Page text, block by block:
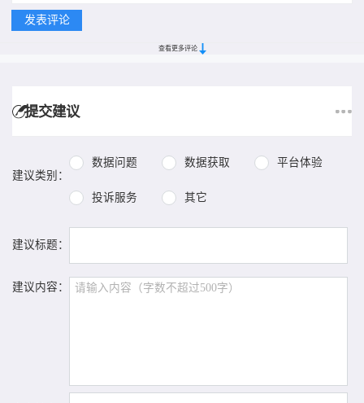
查看更多评论
提交建议
建议类别：
数据问题 数据获取 平台体验
投诉服务 其它
建议标题：
建议内容：